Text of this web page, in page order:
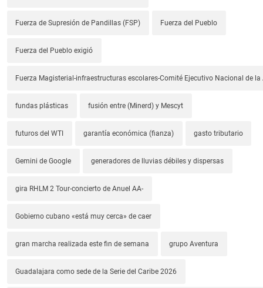
Fuerza de Supresión de Pandillas (FSP) Fuerza del Pueblo
Fuerza del Pueblo exigió
Fuerza Magisterial-infraestructuras escolares-Comité Ejecutivo Nacional de la
fundas plásticas fusión entre (Minerd) y Mescyt
futuros del WTI garantía económica (fianza) gasto tributario
Gemini de Google generadores de lluvias débiles y dispersas
gira RHLM 2 Tour-concierto de Anuel AA-
Gobierno cubano «está muy cerca» de caer
gran marcha realizada este fin de semana grupo Aventura
Guadalajara como sede de la Serie del Caribe 2026